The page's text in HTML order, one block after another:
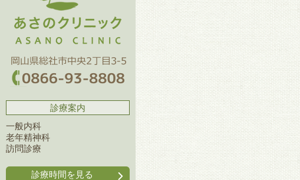
診療案内
一般内科
老年精神科
訪問診療
診療時間を見る